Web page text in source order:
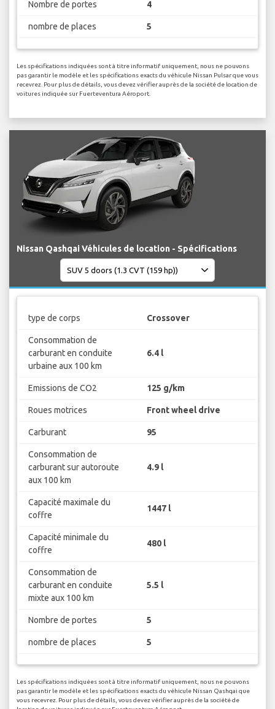
Nombre de portes 4
nombre de places 5
Les spécifications indiquées sont à titre informatif uniquement, nous ne pouvons
pas garantir le modèle et les spécifications exacts du véhicule Nissan Pulsar que vous
recevrez. Pour plus de détails, vous devez vérifier auprès de la société de location de
voitures indiquée sur Fuerteventura Aéroport.
Nissan Qashqai Véhicules de location - Spécifications
type de corps Crossover
Consommation de
carburant en conduite
urbaine aux 100 km
6.4 l
Emissions de CO2 125 g/km
Roues motrices Front wheel drive
Carburant 95
Consommation de
carburant sur autoroute
aux 100 km
4.9 l
Capacité maximale du
coffre
1447 l
Capacité minimale du
coffre
480 l
Consommation de
carburant en conduite
mixte aux 100 km
5.5 l
Nombre de portes 5
nombre de places 5
Les spécifications indiquées sont à titre informatif uniquement, nous ne pouvons
pas garantir le modèle et les spécifications exacts du véhicule Nissan Qashqai que
vous recevrez. Pour plus de détails, vous devez vérifier auprès de la société de